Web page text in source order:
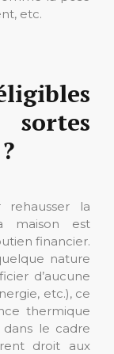
etc.
la
maison est
financier.
nature
d’aucune
etc.), ce
thermique
dans le cadre
droit aux